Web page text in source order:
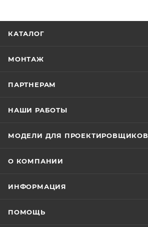
КАТАЛОГ
МОНТАЖ
ПАРТНЕРАМ
НАШИ РАБОТЫ
МОДЕЛИ ДЛЯ ПРОЕКТИРОВЩИКОВ
О КОМПАНИИ
ИНФОРМАЦИЯ
ПОМОЩЬ